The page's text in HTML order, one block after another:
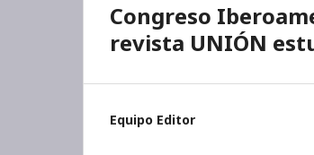
Congreso
revista UNIÓN
Equipo Editor